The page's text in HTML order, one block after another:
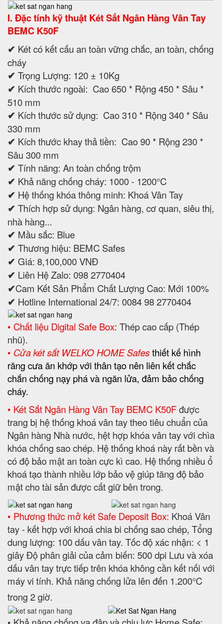
I. Đặc tính kỹ thuật Két Sắt Ngân Hàng Vân Tay
BEMC K50F
✔ Két có kết cấu an toàn vững chắc, an toàn, chống
cháy
✔ Trọng Lượng: 120 ± 10Kg
✔ Kích thước ngoài: Cao 650 * Rộng 450 * Sâu *
510 mm
✔ Kích thước sử dụng: Cao 310 * Rộng 340 * Sâu
330 mm
✔ Kích thước khay thả tiền: Cao 90 * Rộng 230 *
Sâu 300 mm
✔ Tính năng: An toàn chống trộm
✔ Khả năng chống cháy: 1000 - 1200°C
✔ Hệ thống khóa thông minh: Khoá Vân Tay
✔ Thích hợp sử dụng: Ngân hàng, cơ quan, siêu thị,
nhà hàng...
✔ Mầu sắc: Blue
✔ Thương hiệu: BEMC Safes
✔ Giá: 8,100,000 VNĐ
✔ Liên Hệ Zalo: 098 2770404
✔Cam Kết Sản Phẩm Chất Lượng Cao: Mới 100%
✔ Hotline International 24/7: 0084 98 2770404
• Chất liệu Digital Safe Box: Thép cao cấp (Thép
nhũ).
• Cửa két sắt WELKO HOME Safesthiết kế hình
răng cưa ăn khớp với thân tạo nên liên kết chắc
chắn chống nạy phá và ngăn lửa, đảm bảo chống
cháy.
• Két Sắt Ngân Hàng Vân Tay BEMC K50Fđược
trang bị hệ thống khoá vân tay theo tiêu chuẩn của
Ngân hàng Nhà nước, hệt hợp khóa vân tay với chìa
khóa chống sao chép. Hệ thống khoá này rất bền và
có độ bảo mật an toàn cực kì cao. Hệ thống nhiều ổ
khoá tạo thành nhiều lớp bảo vệ giúp tăng độ bảo
mật cho tài sản được cất giữ bên trong.
• Phương thức mở két Safe Deposit Box: Khoá Vân
tay - kết hợp với khoá chia bi chống sao chép, Tổng
dung lượng: 100 dấu vân tay. Tốc độ xác nhận: < 1
giây Độ phân giải của cảm biến: 500 dpi Lưu và xóa
dấu vân tay trực tiếp trên khóa không cần kết nối với
máy vi tính. Khả năng chống lửa lên đến 1.200°C
trong 2 giờ.